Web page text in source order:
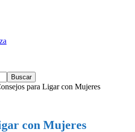
para Ligar con Mujeres
con Mujeres